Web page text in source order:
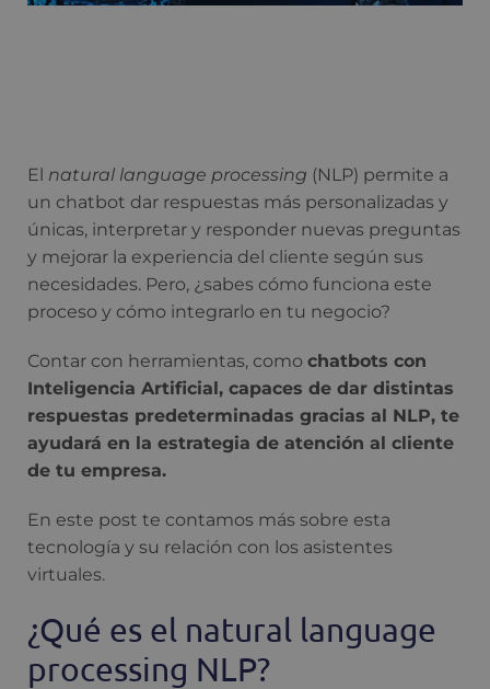
El natural language processing (NLP) permite a
un chatbot dar respuestas más personalizadas y
únicas, interpretar y responder nuevas preguntas
y mejorar la experiencia del cliente según sus
necesidades. Pero, ¿sabes cómo funciona este
proceso y cómo integrarlo en tu negocio?
Contar con herramientas, como chatbots con
Inteligencia Artificial, capaces de dar distintas
respuestas predeterminadas gracias al NLP, te
ayudará en la estrategia de atención al cliente
de tu empresa.
En este post te contamos más sobre esta
tecnología y su relación con los asistentes
virtuales.
¿Qué es el natural language
processing NLP?